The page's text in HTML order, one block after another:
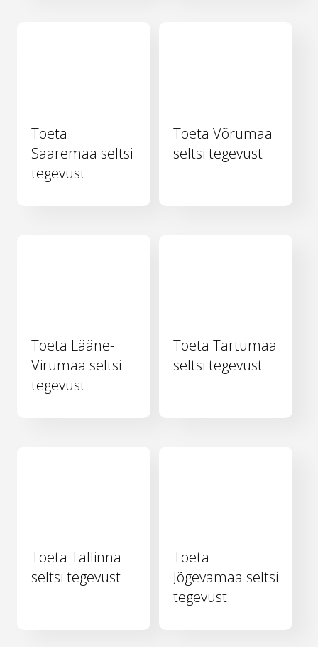
Toeta
Saaremaa seltsi
tegevust
Toeta Võrumaa
seltsi tegevust
Toeta Lääne-
Virumaa seltsi
tegevust
Toeta Tartumaa
seltsi tegevust
Toeta Tallinna
seltsi tegevust
Toeta
Jõgevamaa seltsi
tegevust